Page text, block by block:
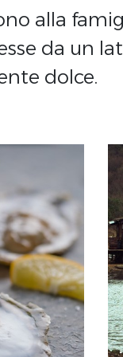
alla
da un
dolce.